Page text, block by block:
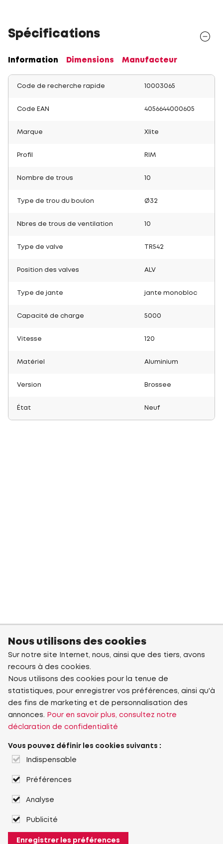
Spécifications
Information Dimensions Manufacteur
Code de recherche rapide 10003065
Code EAN 4056644000605
Marque Xlite
Profil RIM
Nombre de trous 10
Type de trou du boulon Ø32
Nbres de trous de ventilation 10
Type de valve TR542
Position des valves ALV
Type de jante jante monobloc
Capacité de charge 5000
Vitesse 120
Matériel Aluminium
Version Brossee
État Neuf
Nous utilisons des cookies
Sur notre site Internet, nous, ainsi que des tiers, avons
recours à des cookies.
Nous utilisons des cookies pour la tenue de
statistiques, pour enregistrer vos préférences, ainsi qu'à
des fins de marketing et de personnalisation des
annonces.
Pour en savoir plus, consultez notre
déclaration de confidentialité
Vous pouvez définir les cookies suivants :
Indispensable
Préférences
Analyse
Publicité
Enregistrer les préférences